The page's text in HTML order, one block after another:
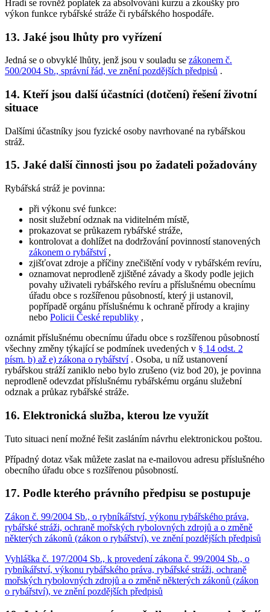
Hradí se rovněž poplatek za absolvování kurzu a zkoušky pro
výkon funkce rybářské stráže či rybářského hospodáře.
13. Jaké jsou lhůty pro vyřízení
Jedná se o obvyklé lhůty, jenž jsou v souladu se zákonem č.
500/2004 Sb., správní řád, ve znění pozdějších předpisů .
14. Kteří jsou další účastníci (dotčení) řešení životní
situace
Dalšími účastníky jsou fyzické osoby navrhované na rybářskou
stráž.
15. Jaké další činnosti jsou po žadateli požadovány
Rybářská stráž je povinna:
při výkonu své funkce:
nosit služební odznak na viditelném místě,
prokazovat se průkazem rybářské stráže,
kontrolovat a dohlížet na dodržování povinností stanovených
zákonem o rybářství,
zjišťovat zdroje a příčiny znečištění vody v rybářském revíru,
oznamovat neprodleně zjištěné závady a škody podle jejich
povahy uživateli rybářského revíru a příslušnému obecnímu
úřadu obce s rozšířenou působností, který ji ustanovil,
popřípadě orgánu příslušnému k ochraně přírody a krajiny
nebo Policii České republiky ,
oznámit příslušnému obecnímu úřadu obce s rozšířenou působností
všechny změny týkající se podmínek uvedených v § 14 odst. 2
písm. b) až e) zákona o rybářství. Osoba, u níž ustanovení
rybářskou stráží zaniklo nebo bylo zrušeno (viz bod 20), je povinna
neprodleně odevzdat příslušnému rybářskému orgánu služební
odznak a průkaz rybářské stráže.
16. Elektronická služba, kterou lze využít
Tuto situaci není možné řešit zasláním návrhu elektronickou poštou.
Případný dotaz však můžete zaslat na e-mailovou adresu příslušného
obecního úřadu obce s rozšířenou působností.
17. Podle kterého právního předpisu se postupuje
Zákon č. 99/2004 Sb., o rybníkářství, výkonu rybářského práva,
rybářské stráži, ochraně mořských rybolovných zdrojů a o změně
některých zákonů (zákon o rybářství), ve znění pozdějších předpisů
Vyhláška č. 197/2004 Sb., k provedení zákona č. 99/2004 Sb., o
rybníkářství, výkonu rybářského práva, rybářské stráži, ochraně
mořských rybolovných zdrojů a o změně některých zákonů (zákon
o rybářství), ve znění pozdějších předpisů